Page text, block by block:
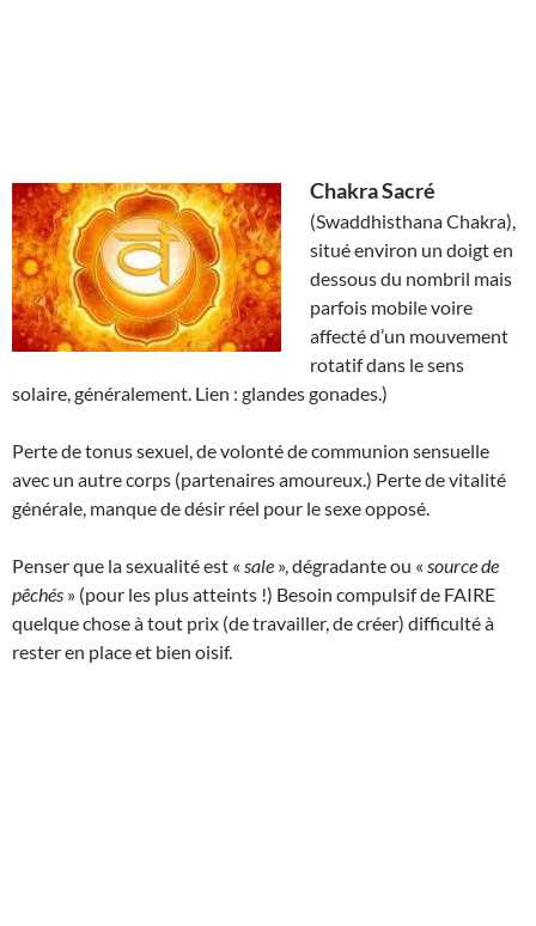
Chakra Sacré
(Swaddhisthana Chakra),
situé environ un doigt en
dessous du nombril mais
parfois mobile voire
affecté d’un mouvement
rotatif dans le sens
solaire, généralement. Lien : glandes gonades.)
Perte de tonus sexuel, de volonté de communion sensuelle
avec un autre corps (partenaires amoureux.) Perte de vitalité
générale, manque de désir réel pour le sexe opposé.
Penser que la sexualité est « sale », dégradante ou « source de
pêchés » (pour les plus atteints !) Besoin compulsif de FAIRE
quelque chose à tout prix (de travailler, de créer) difficulté à
rester en place et bien oisif.